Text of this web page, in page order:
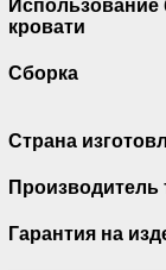
Использование
кровати
Сборка
Страна
Производитель
Гарантия на